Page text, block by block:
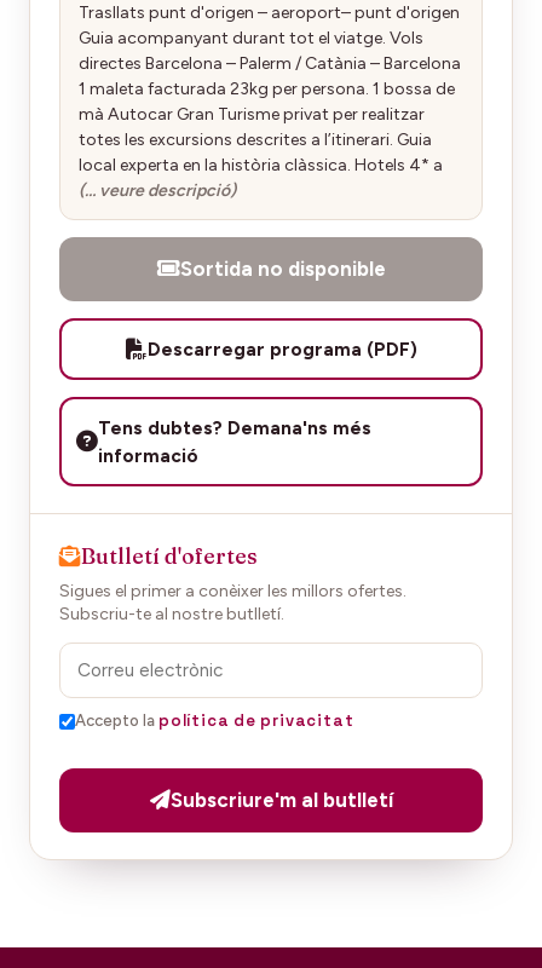
Trasllats punt d'origen – aeroport– punt d'origen
Guia acompanyant durant tot el viatge. Vols
directes Barcelona – Palerm / Catània – Barcelona
1 maleta facturada 23kg per persona. 1 bossa de
mà Autocar Gran Turisme privat per realitzar
totes les excursions descrites a l’itinerari. Guia
local experta en la història clàssica. Hotels 4* a
(… veure descripció)
Sortida no disponible
Descarregar programa (PDF)
Tens dubtes? Demana'ns més
informació
Butlletí d'ofertes
Sigues el primer a conèixer les millors ofertes.
Subscriu-te al nostre butlletí.
Accepto la política de privacitat
Subscriure'm al butlletí